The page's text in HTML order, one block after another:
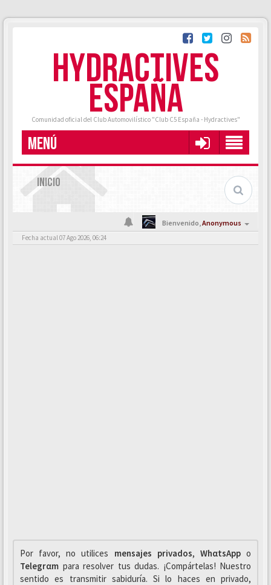
HYDRACTIVES
ESPAÑA
Comunidad oficial del Club Automovilístico "Club C5 España - Hydractives"
MENÚ
INICIO
Bienvenido,Anonymous
Fecha actual 07 Ago 2026, 06:24
Por favor, no utilices mensajes privados, WhαtsAppo
Telegrαm para resolver tus dudas. ¡Compártelas! Nuestro
sentido es transmitir sabiduría. Si lo haces en privado,